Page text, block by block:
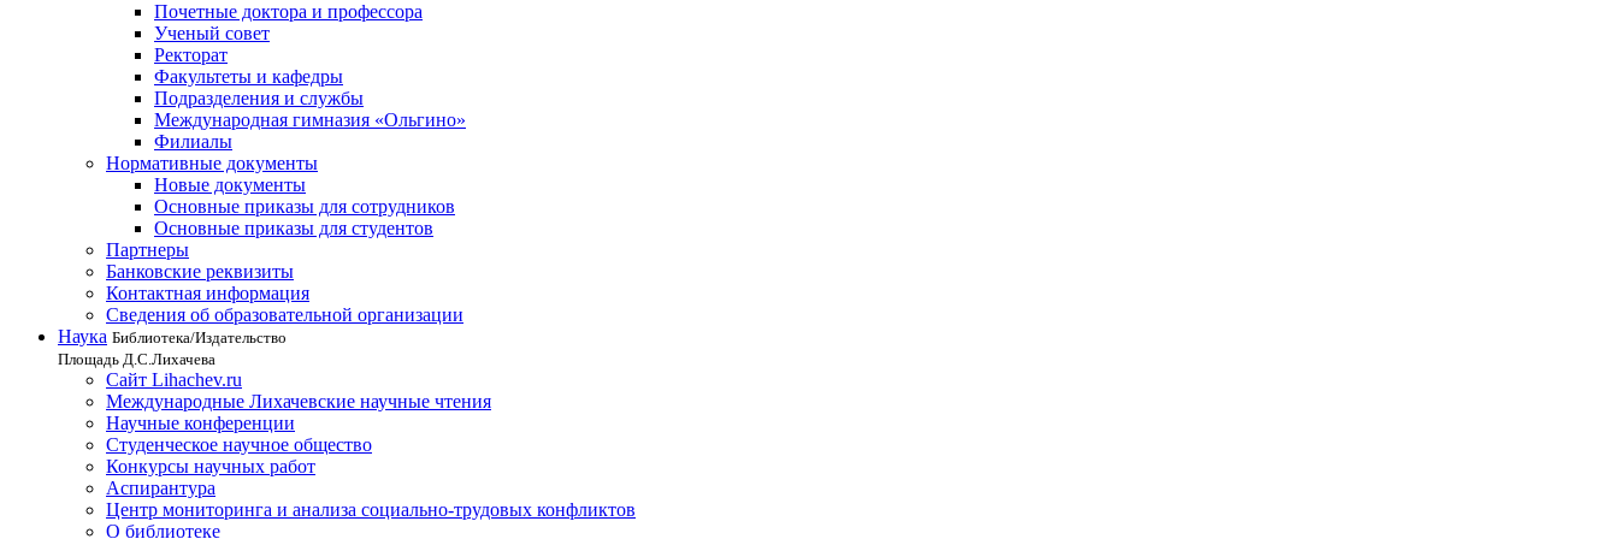
Почетные доктора и профессора
Ученый совет
Ректорат
Факультеты и кафедры
Подразделения и службы
Международная гимназия «Ольгино»
Филиалы
Нормативные документы
Новые документы
Основные приказы для сотрудников
Основные приказы для студентов
Партнеры
Банковские реквизиты
Контактная информация
Сведения об образовательной организации
Наука Библиотека/Издательство
Площадь Д.С.Лихачева
Сайт Lihachev.ru
Международные Лихачевские научные чтения
Научные конференции
Студенческое научное общество
Конкурсы научных работ
Аспирантура
Центр мониторинга и анализа социально-трудовых конфликтов
О библиотеке